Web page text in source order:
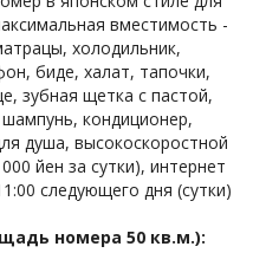
вместимость -
холодильник,
биде, халат, тапочки,
зубная щетка с пастой,
кондиционер,
душа, высокоскоростной
йен за сутки), интернет
следующего дня (сутки)
номера 50 кв.м.):